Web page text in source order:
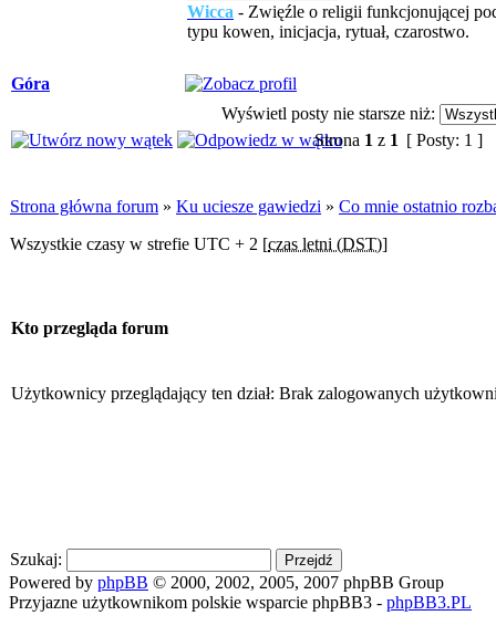
Wicca - Zwięźle o religii funkcjonującej
typu kowen, inicjacja, rytuał, czarostwo.
Góra
Wyświetl posty nie starsze niż:
Strona 1 z 1 [ Posty: 1 ]
Strona główna forum » Ku uciesze gawiedzi » Co mnie ostatnio
Wszystkie czasy w strefie UTC + 2 [czas letni (DST)]
Kto przegląda forum
Użytkownicy przeglądający ten dział: Brak zalogowanych
Szukaj:
Powered by phpBB © 2000, 2002, 2005, 2007 phpBB Group
Przyjazne użytkownikom polskie wsparcie phpBB3 - phpBB3.PL